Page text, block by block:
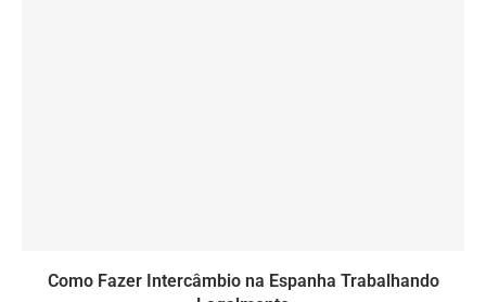
Como Fazer Intercâmbio na Espanha Trabalhando